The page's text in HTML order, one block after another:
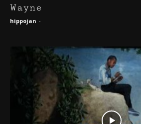
Wayne
hippojan -